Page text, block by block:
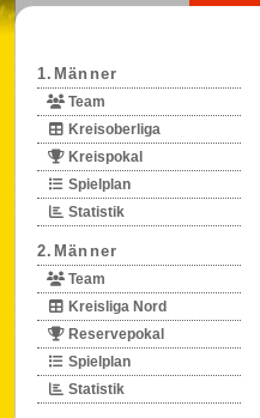
1.Männer
Team
Kreisoberliga
Kreispokal
Spielplan
Statistik
2.Männer
Team
Kreisliga Nord
Reservepokal
Spielplan
Statistik